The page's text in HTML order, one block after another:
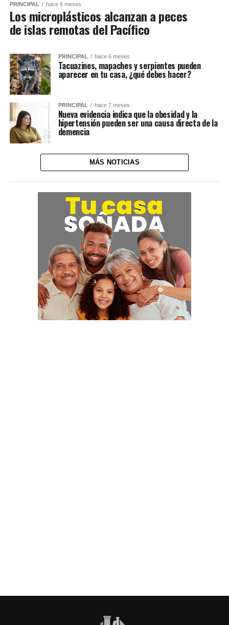
PRINCIPAL hace 6 meses
Los microplásticos alcanzan a peces
de islas remotas del Pacífico
PRINCIPAL hace 6 meses
Tacuazines, mapaches y serpientes pueden
aparecer en tu casa, ¿qué debes hacer?
PRINCIPAL hace 7 meses
Nueva evidencia indica que la obesidad y la
hipertensión pueden ser una causa directa de la
demencia
MÁS NOTICIAS